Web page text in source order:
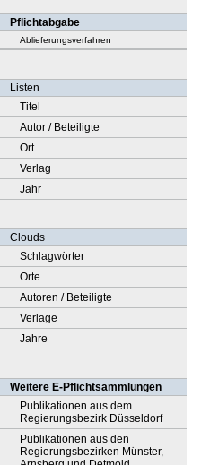
Pflichtabgabe
Ablieferungsverfahren
Listen
Titel
Autor / Beteiligte
Ort
Verlag
Jahr
Clouds
Schlagwörter
Orte
Autoren / Beteiligte
Verlage
Jahre
Weitere E-Pflichtsammlungen
Publikationen aus dem
Regierungsbezirk Düsseldorf
Publikationen aus den
Regierungsbezirken Münster,